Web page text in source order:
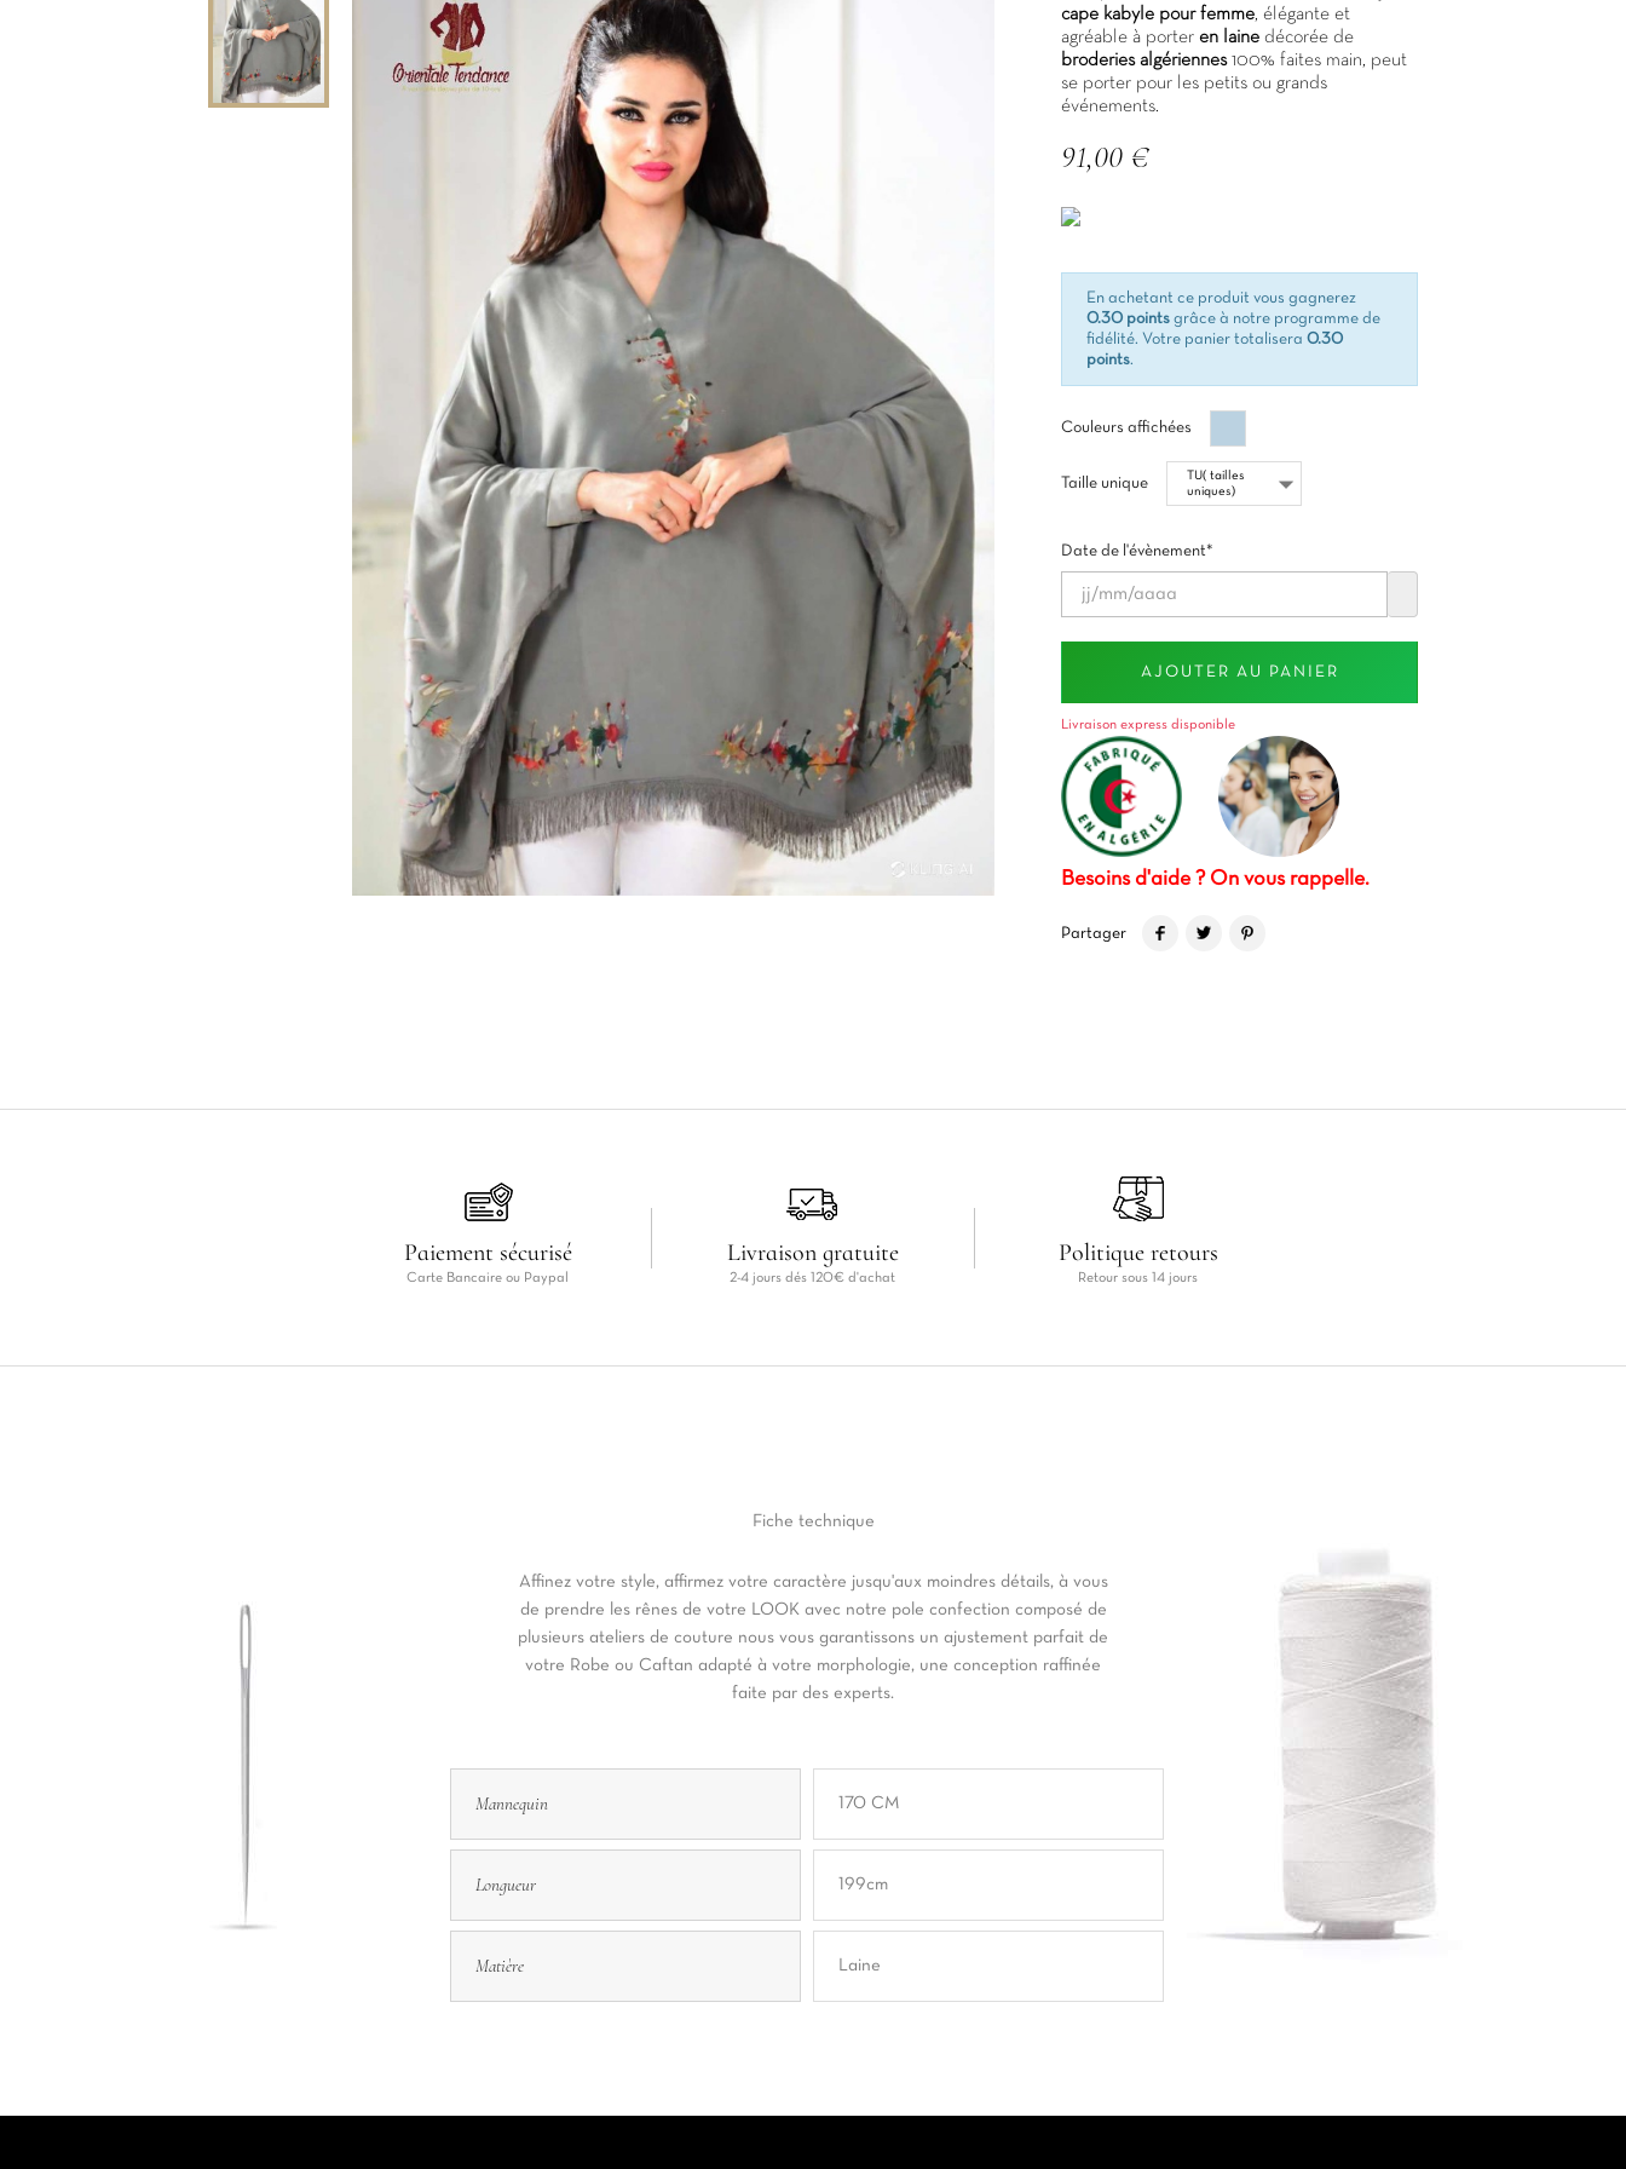
cape kabyle pour femme, élégante et
agréable à porter en laine décorée de
broderies algériennes100% faites main, peut
se porter pour les petits ou grands
événements.
91,00 €
En achetant ce produit vous gagnerez
0.30 points grâce à notre programme de
fidélité. Votre panier totalisera 0.30
points.
Couleurs affichées
Taille unique
Date de l'évènement*
AJOUTER AU PANIER
Livraison express disponible
Besoins d'aide ? On vous rappelle.
Partager
Paiement sécurisé
Carte Bancaire ou Paypal
Livraison gratuite
2-4 jours dés 120€ d'achat
Politique retours
Retour sous 14 jours
Fiche technique
Affinez votre style, affirmez votre caractère jusqu'aux moindres détails, à vous
de prendre les rênes de votre LOOK avec notre pole confection composé de
plusieurs ateliers de couture nous vous garantissons un ajustement parfait de
votre Robe ou Caftan adapté à votre morphologie, une conception raffinée
faite par des experts.
Mannequin 170 CM
Longueur 199cm
Matière Laine